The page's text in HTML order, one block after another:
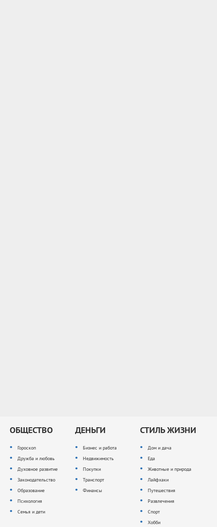
ОБЩЕСТВО
Гороскоп
Дружба и любовь
Духовное развитие
Законодательство
Образование
Психология
Семья и дети
ДЕНЬГИ
Бизнес и работа
Недвижимость
Покупки
Транспорт
Финансы
СТИЛЬ ЖИЗНИ
Дом и дача
Еда
Животные и природа
Лайфхаки
Путешествия
Развлечения
Спорт
Хобби